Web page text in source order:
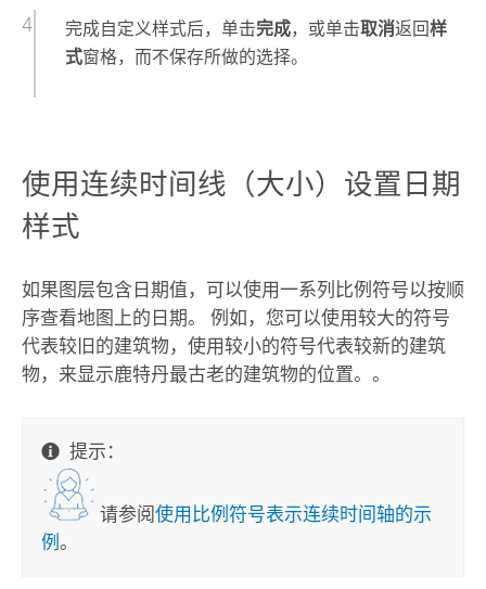
完成自定义样式后，单击完成，或单击取消返回样
式窗格，而不保存所做的选择。
使用连续时间线（大小）设置日期
样式
如果图层包含日期值，可以使用一系列比例符号以按顺
序查看地图上的日期。 例如，您可以使用较大的符号
代表较旧的建筑物，使用较小的符号代表较新的建筑
物，来显示鹿特丹最古老的建筑物的位置。 。
提示：
请参阅使用比例符号表示连续时间轴的示
例。